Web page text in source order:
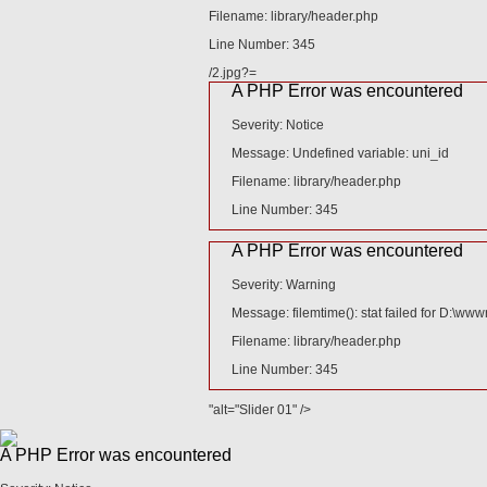
A PHP Error was encountered
A PHP Error was encountered
Filename: library/header.php
Line Number: 345
/2.jpg?=
A PHP Error was encountered
Severity: Notice
Message: Undefined variable: uni_id
Filename: library/header.php
Line Number: 345
A PHP Error was encountered
Severity: Warning
Message: filemtime(): stat failed for
Filename: library/header.php
Line Number: 345
"alt="Slider 01" />
A PHP Error was encountered